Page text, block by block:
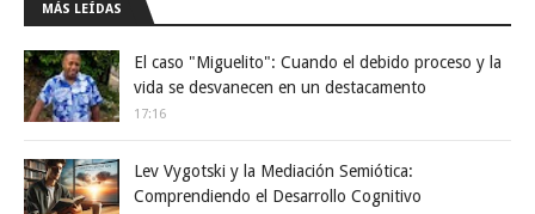
MÁS LEÍDAS
El caso "Miguelito": Cuando el debido proceso y la
vida se desvanecen en un destacamento
17:16
Lev Vygotski y la Mediación Semiótica:
Comprendiendo el Desarrollo Cognitivo